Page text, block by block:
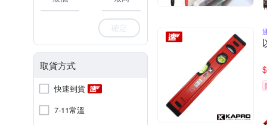
確定
取貨方式
快速到貨
7-11常溫
$